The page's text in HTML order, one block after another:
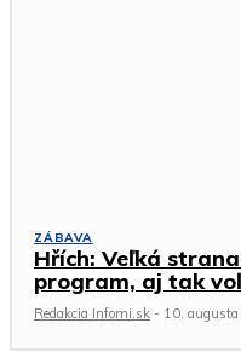
ZÁBAVA
Hřích: Veľká
program, aj tak
Redakcia Infomi.sk - 10.